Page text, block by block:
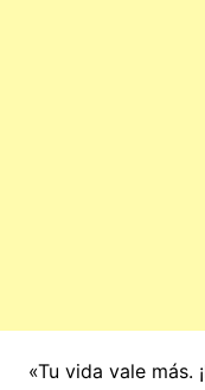
«Tu vida vale más.